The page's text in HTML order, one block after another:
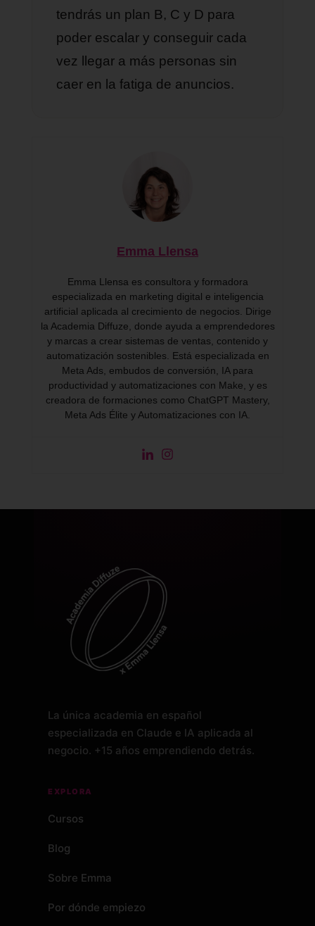
tendrás un plan B, C y D para
poder escalar y conseguir cada
vez llegar a más personas sin
caer en la fatiga de anuncios.
Emma Llensa
Emma Llensa es consultora y formadora
especializada en marketing digital e inteligencia
artificial aplicada al crecimiento de negocios. Dirige
la Academia Diffuze, donde ayuda a emprendedores
y marcas a crear sistemas de ventas, contenido y
automatización sostenibles. Está especializada en
Meta Ads, embudos de conversión, IA para
productividad y automatizaciones con Make, y es
creadora de formaciones como ChatGPT Mastery,
Meta Ads Élite y Automatizaciones con IA.
La única academia en español
especializada en Claude e IA aplicada al
negocio. +15 años emprendiendo detrás.
EXPLORA
Cursos
Blog
Sobre Emma
Por dónde empiezo